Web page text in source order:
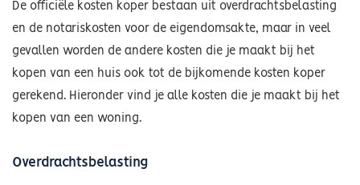
De officiële kosten koper bestaan uit overdrachtsbelasting
en de notariskosten voor de eigendomsakte, maar in veel
gevallen worden de andere kosten die je maakt bij het
kopen van een huis ook tot de bijkomende kosten koper
gerekend. Hieronder vind je alle kosten die je maakt bij het
kopen van een woning.
Overdrachtsbelasting